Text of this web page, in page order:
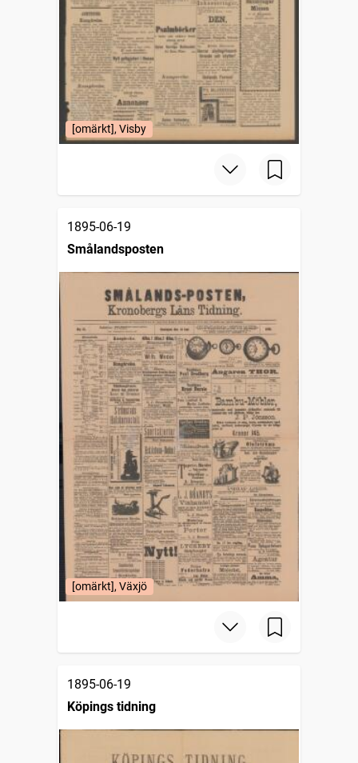
[omärkt], Visby
1895-06-19
Smålandsposten
[omärkt], Växjö
1895-06-19
Köpings tidning